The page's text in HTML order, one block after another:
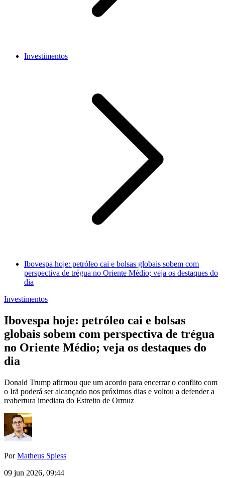
Investimentos
Ibovespa hoje: petróleo cai e bolsas globais sobem com
perspectiva de trégua no Oriente Médio; veja os destaques do
dia
Investimentos
Ibovespa hoje: petróleo cai e bolsas
globais sobem com perspectiva de trégua
no Oriente Médio; veja os destaques do
dia
Donald Trump afirmou que um acordo para encerrar o conflito com
o Irã poderá ser alcançado nos próximos dias e voltou a defender a
reabertura imediata do Estreito de Ormuz
PorMatheus Spiess
09 jun 2026, 09:44